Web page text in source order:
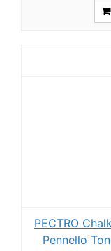
PECTRO
Pennello